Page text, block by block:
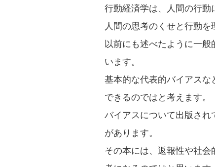
行動経済学は、人間の行動
人間の思考のくせと行動
以前にも述べたように一
います。
基本的な代表的バイアス
できるのではと考えます。
バイアスについて出版され
があります。
その本には、返報性や社